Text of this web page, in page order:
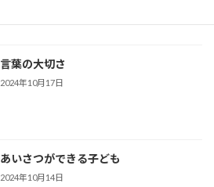
言葉の大切さ
2024年10月17日
あいさつができる子ども
2024年10月14日